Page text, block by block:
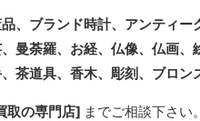
、ブランド時計、アンティ
曼荼羅、お経、仏像、仏画、
茶道具、香木、彫刻、ブロン
取の専門店] までご相談下さい。